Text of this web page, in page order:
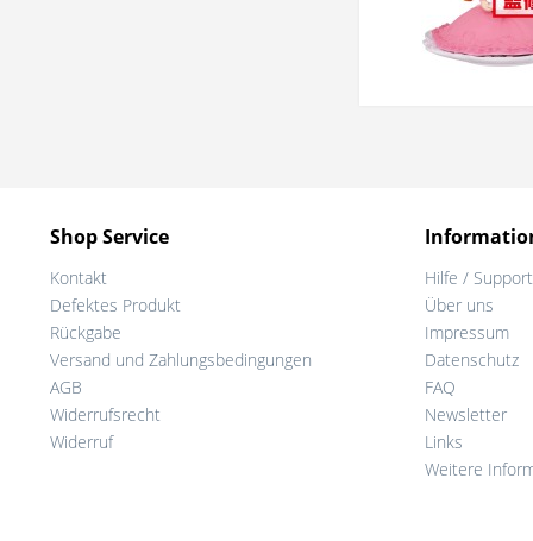
Shop Service
Kontakt
Defektes Produkt
Rückgabe
Versand und Zahlungsbedingungen
AGB
Widerrufsrecht
Widerruf
Hilfe / Support
Über uns
Impressum
Datenschutz
FAQ
Newsletter
Links
Weitere